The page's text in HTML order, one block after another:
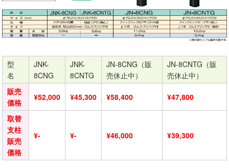
型
名
JNK-
8CNG
JNK-
8CNTG
JN-8CNG（販
売休止中）
JN-8CNTG（販
売休止中）
販売
価格
¥52,000 ¥45,300 ¥58,400 ¥47,800
取替
支柱
販売
価格
¥- ¥- ¥46,000 ¥39,300